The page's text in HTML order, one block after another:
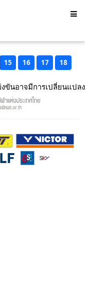
15 16 17 18
ขันอาจมีการเปลี่ยนแปลง